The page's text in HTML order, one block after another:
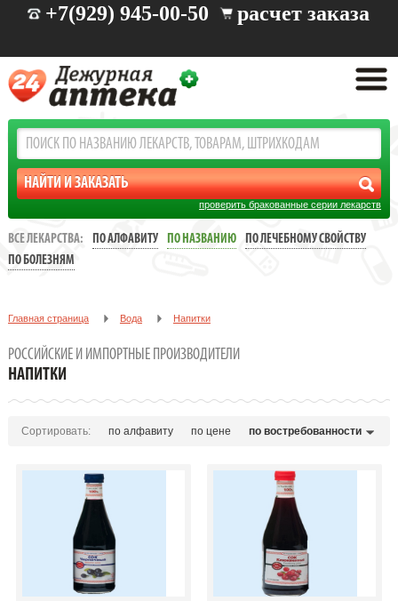
+7(929) 945-00-50 расчет заказа
проверить бракованные серии лекарств
ВСЕ ЛЕКАРСТВА: ПО АЛФАВИТУ ПО НАЗВАНИЮ
ПО ЛЕЧЕБНОМУ СВОЙСТВУ
ПО БОЛЕЗНЯМ
Главная страница Вода Напитки
РОССИЙСКИЕ И ИМПОРТНЫЕ ПРОИЗВОДИТЕЛИ
НАПИТКИ
Сортировать: по алфавиту по цене по востребованности